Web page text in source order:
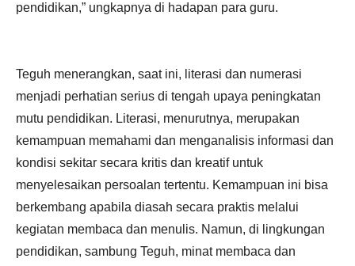
pendidikan,” ungkapnya di hadapan para guru.
Teguh menerangkan, saat ini, literasi dan numerasi
menjadi perhatian serius di tengah upaya peningkatan
mutu pendidikan. Literasi, menurutnya, merupakan
kemampuan memahami dan menganalisis informasi dan
kondisi sekitar secara kritis dan kreatif untuk
menyelesaikan persoalan tertentu. Kemampuan ini bisa
berkembang apabila diasah secara praktis melalui
kegiatan membaca dan menulis. Namun, di lingkungan
pendidikan, sambung Teguh, minat membaca dan